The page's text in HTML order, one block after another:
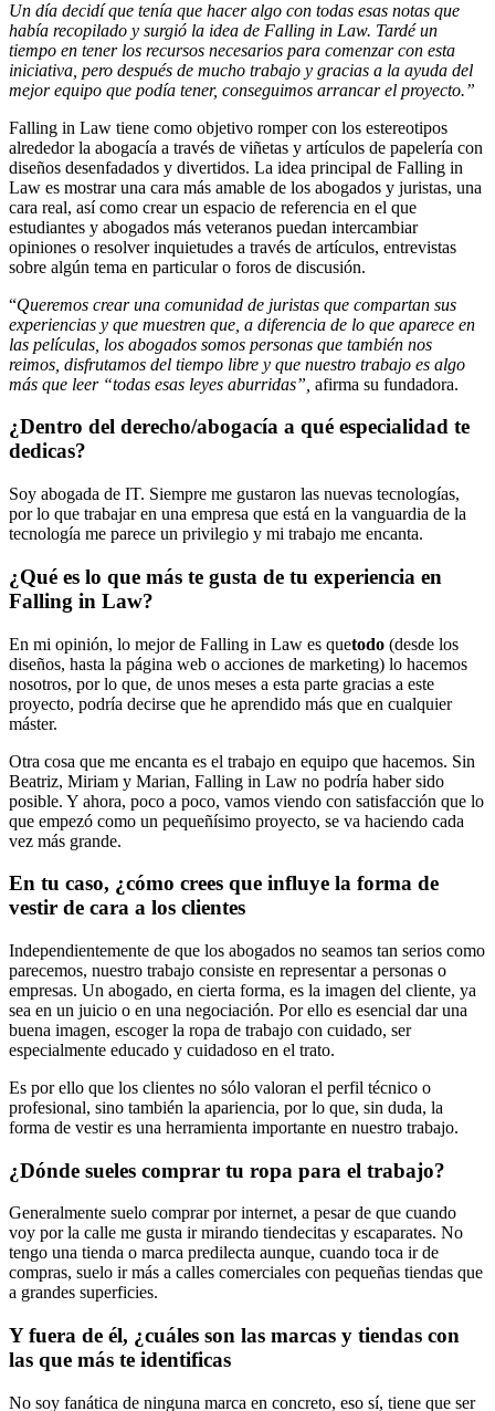
Un día decidí que tenía que hacer algo con todas esas notas que
había recopilado y surgió la idea de Falling in Law. Tardé un
tiempo en tener los recursos necesarios para comenzar con esta
iniciativa, pero después de mucho trabajo y gracias a la ayuda del
mejor equipo que podía tener, conseguimos arrancar el proyecto.”
Falling in Law tiene como objetivo romper con los estereotipos
alrededor la abogacía a través de viñetas y artículos de papelería con
diseños desenfadados y divertidos. La idea principal de Falling in
Law es mostrar una cara más amable de los abogados y juristas, una
cara real, así como crear un espacio de referencia en el que
estudiantes y abogados más veteranos puedan intercambiar
opiniones o resolver inquietudes a través de artículos, entrevistas
sobre algún tema en particular o foros de discusión.
“Queremos crear una comunidad de juristas que compartan sus
experiencias y que muestren que, a diferencia de lo que aparece en
las películas, los abogados somos personas que también nos
reimos, disfrutamos del tiempo libre y que nuestro trabajo es algo
más que leer “todas esas leyes aburridas”, afirma su fundadora.
¿Dentro del derecho/abogacía a qué especialidad te
dedicas?
Soy abogada de IT. Siempre me gustaron las nuevas tecnologías,
por lo que trabajar en una empresa que está en la vanguardia de la
tecnología me parece un privilegio y mi trabajo me encanta.
¿Qué es lo que más te gusta de tu experiencia en
Falling in Law?
En mi opinión, lo mejor de Falling in Law es quetodo (desde los
diseños, hasta la página web o acciones de marketing) lo hacemos
nosotros, por lo que, de unos meses a esta parte gracias a este
proyecto, podría decirse que he aprendido más que en cualquier
máster.
Otra cosa que me encanta es el trabajo en equipo que hacemos. Sin
Beatriz, Miriam y Marian, Falling in Law no podría haber sido
posible. Y ahora, poco a poco, vamos viendo con satisfacción que lo
que empezó como un pequeñísimo proyecto, se va haciendo cada
vez más grande.
En tu caso, ¿cómo crees que influye la forma de
vestir de cara a los clientes
Independientemente de que los abogados no seamos tan serios como
parecemos, nuestro trabajo consiste en representar a personas o
empresas. Un abogado, en cierta forma, es la imagen del cliente, ya
sea en un juicio o en una negociación. Por ello es esencial dar una
buena imagen, escoger la ropa de trabajo con cuidado, ser
especialmente educado y cuidadoso en el trato.
Es por ello que los clientes no sólo valoran el perfil técnico o
profesional, sino también la apariencia, por lo que, sin duda, la
forma de vestir es una herramienta importante en nuestro trabajo.
¿Dónde sueles comprar tu ropa para el trabajo?
Generalmente suelo comprar por internet, a pesar de que cuando
voy por la calle me gusta ir mirando tiendecitas y escaparates. No
tengo una tienda o marca predilecta aunque, cuando toca ir de
compras, suelo ir más a calles comerciales con pequeñas tiendas que
a grandes superficies.
Y fuera de él, ¿cuáles son las marcas y tiendas con
las que más te identificas
No soy fanática de ninguna marca en concreto, eso sí, tiene que ser